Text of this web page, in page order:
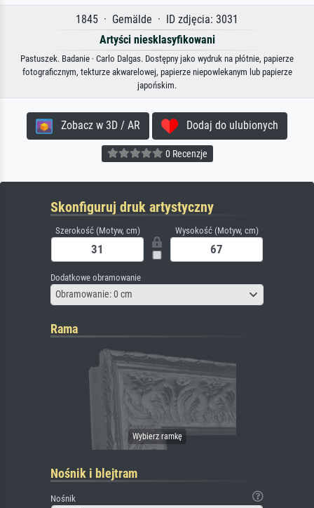
1845 · Gemälde · ID zdjęcia: 3031
Artyści niesklasyfikowani
Pastuszek. Badanie · Carlo Dalgas. Dostępny jako wydruk na płótnie, papierze
fotograficznym, tekturze akwarelowej, papierze niepowlekanym lub papierze
japońskim.
Zobacz w 3D / AR Dodaj do ulubionych
0 Recenzje
Skonfiguruj druk artystyczny
Szerokość (Motyw, cm) Wysokość (Motyw, cm)
Dodatkowe obramowanie
Obramowanie: 0 cm
Rama
Nośnik i blejtram
Nośnik